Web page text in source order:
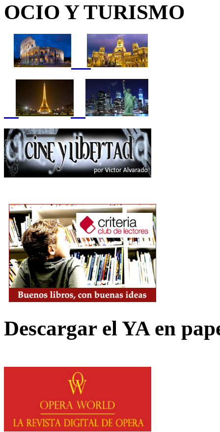
OCIO Y TURISMO
Descargar el YA en